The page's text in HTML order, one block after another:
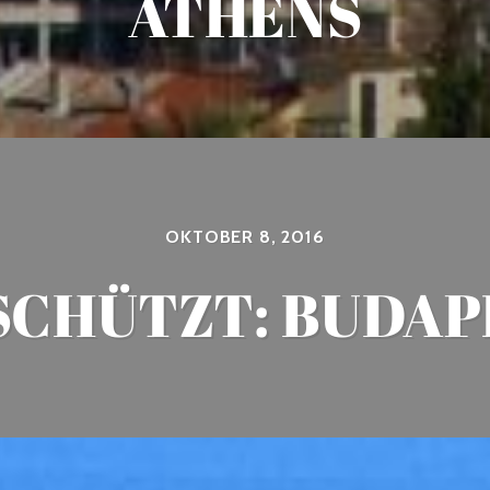
OKTOBER 8, 2016